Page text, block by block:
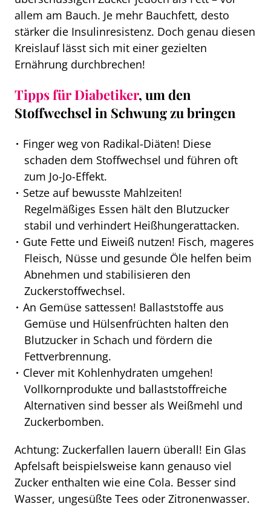
allem am Bauch. Je mehr Bauchfett, desto
stärker die Insulinresistenz. Doch genau diesen
Kreislauf lässt sich mit einer gezielten
Ernährung durchbrechen!
Tipps für Diabetiker, um den
Stoffwechsel in Schwung zu bringen
Finger weg von Radikal-Diäten! Diese
schaden dem Stoffwechsel und führen oft
zum Jo-Jo-Effekt.
Setze auf bewusste Mahlzeiten!
Regelmäßiges Essen hält den Blutzucker
stabil und verhindert Heißhungerattacken.
Gute Fette und Eiweiß nutzen! Fisch, mageres
Fleisch, Nüsse und gesunde Öle helfen beim
Abnehmen und stabilisieren den
Zuckerstoffwechsel.
An Gemüse sattessen! Ballaststoffe aus
Gemüse und Hülsenfrüchten halten den
Blutzucker in Schach und fördern die
Fettverbrennung.
Clever mit Kohlenhydraten umgehen!
Vollkornprodukte und ballaststoffreiche
Alternativen sind besser als Weißmehl und
Zuckerbomben.
Achtung: Zuckerfallen lauern überall! Ein Glas
Apfelsaft beispielsweise kann genauso viel
Zucker enthalten wie eine Cola. Besser sind
Wasser, ungesüßte Tees oder Zitronenwasser.